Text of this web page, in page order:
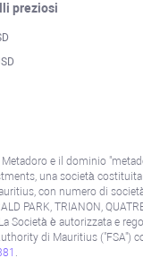
preziosi
Metadoro e il dominio
una società
con numero di
PARK, TRIANON,
Società è autorizzata e
di Mauritius ("FSA")
.